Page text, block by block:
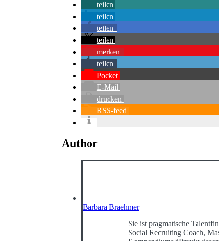
teilen
teilen
teilen
teilen
merken
teilen
Pocket
E-Mail
drucken
RSS-feed
Author
Barbara Braehmer
Sie ist pragmatische
Social Recruiting Coach,